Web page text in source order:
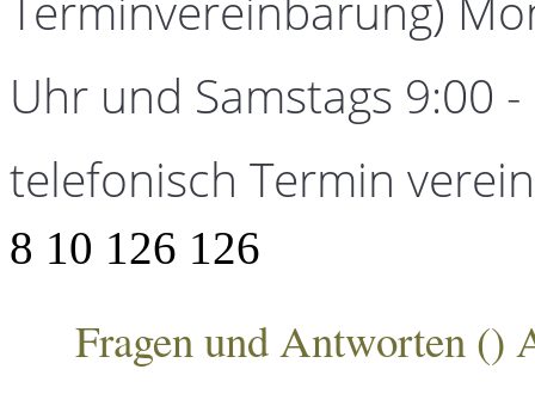
Uhr und Samstags 9:00
telefonisch Termin
8 10 126 126
Fragen und Antworten ()